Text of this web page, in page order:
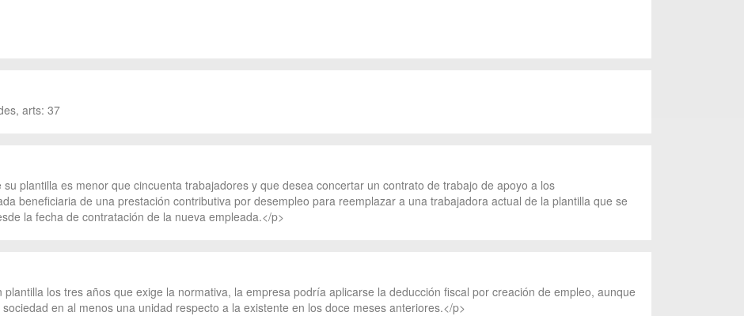
arts: 37
plantilla es menor que cincuenta trabajadores y que desea concertar un contrato de trabajo de apoyo a los
beneficiaria de una prestación contributiva por desempleo para reemplazar a una trabajadora actual de la plantilla que se
la fecha de contratación de la nueva empleada.</p>
los tres años que exige la normativa, la empresa podría aplicarse la deducción fiscal por creación de empleo, aunque
en al menos una unidad respecto a la existente en los doce meses anteriores.</p>